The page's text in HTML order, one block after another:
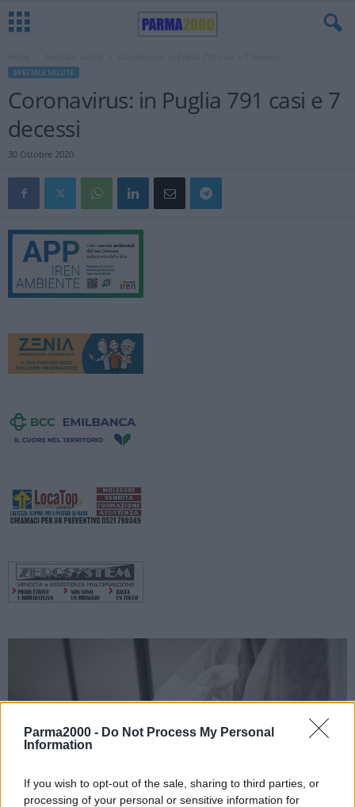
Parma2000 - Do Not Process My Personal
Information
If you wish to opt-out of the sale, sharing to third parties, or
processing of your personal or sensitive information for
SPECIALE SALUTE
Coronavirus: in Puglia 791 casi e 7
decessi
30 Ottobre 2020